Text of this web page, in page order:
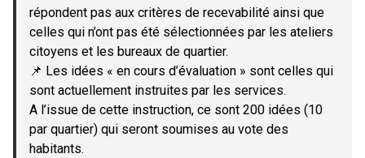
répondent pas aux critères de recevabilité ainsi que
celles qui n’ont pas été sélectionnées par les ateliers
citoyens et les bureaux de quartier.
📌 Les idées « en cours d’évaluation » sont celles qui
sont actuellement instruites par les services.
A l’issue de cette instruction, ce sont 200 idées (10
par quartier) qui seront soumises au vote des
habitants.